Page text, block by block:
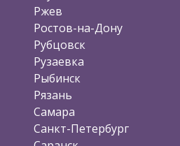
Ржев
Ростов-на-Дону
Рубцовск
Рузаевка
Рыбинск
Рязань
Самара
Санкт-Петербург